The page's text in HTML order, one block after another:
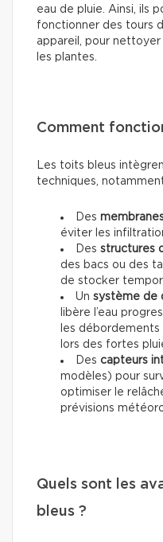
eau de pluie. Ainsi, ils
fonctionner des tours
appareil, pour
les plantes.
Comment
Les toits bleus
techniques,
Des
éviter les
Des structures
des bacs ou des
de stocker
Un système de
libère l’eau
les débordements
lors des fortes
Des capteurs
modèles) pour
optimiser le
prévisions
Quels sont les
bleus ?